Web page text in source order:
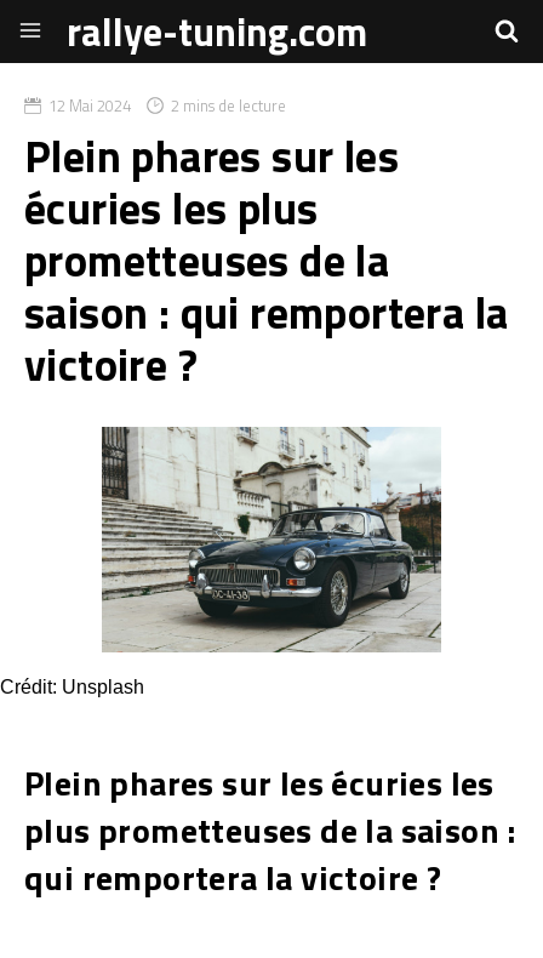
rallye-tuning.com
12 Mai 2024 2 mins de lecture
Plein phares sur les
écuries les plus
prometteuses de la
saison : qui remportera la
victoire ?
Crédit: Unsplash
Plein phares sur les écuries les
plus prometteuses de la saison :
qui remportera la victoire ?